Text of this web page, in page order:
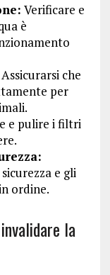
Verificare e
è
Assicurarsi che
per
e pulire i filtri
e gli
ordine.
la